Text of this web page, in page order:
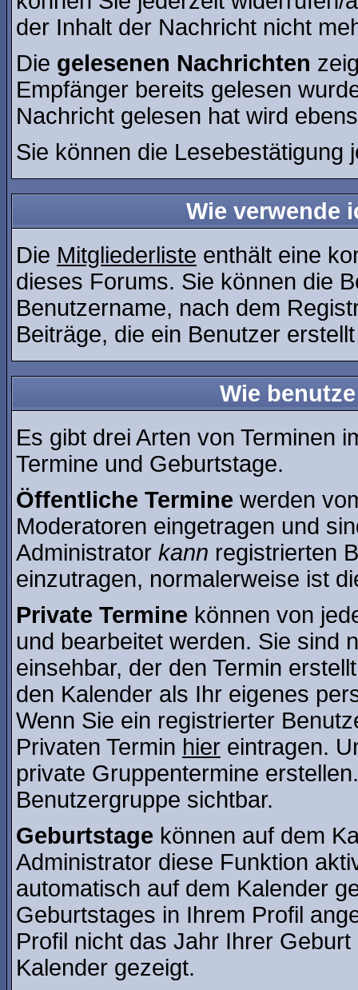
der Inhalt der Nachricht nicht
Die gelesenen Nachrichten
Empfänger bereits gelesen
Nachricht gelesen hat wird
Sie können die Lesebestätigung
Wie verwende
Die Mitgliederliste enthält eine
dieses Forums. Sie können die
Benutzername, nach dem
Beiträge, die ein Benutzer
Wie
Es gibt drei Arten von Terminen
Termine und Geburtstage.
Öffentliche Termine werden
Moderatoren eingetragen und
Administrator kann registrierten
einzutragen, normalerweise ist
Private Termine können von
und bearbeitet werden. Sie sind
einsehbar, der den Termin
den Kalender als Ihr eigenes
Wenn Sie ein registrierter
Privaten Termin hier eintragen.
private Gruppentermine
Benutzergruppe sichtbar.
Geburtstage können auf dem
Administrator diese Funktion
automatisch auf dem Kalender
Geburtstages in Ihrem Profil
Profil nicht das Jahr Ihrer
Kalender gezeigt.